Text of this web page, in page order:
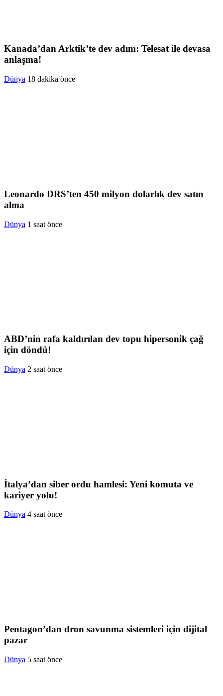
Kanada’dan Arktik’te dev adım: Telesat ile devasa
anlaşma!
Dünya 18 dakika önce
Leonardo DRS’ten 450 milyon dolarlık dev satın
alma
Dünya 1 saat önce
ABD’nin rafa kaldırılan dev topu hipersonik çağ
için döndü!
Dünya 2 saat önce
İtalya’dan siber ordu hamlesi: Yeni komuta ve
kariyer yolu!
Dünya 4 saat önce
Pentagon’dan dron savunma sistemleri için dijital
pazar
Dünya 5 saat önce